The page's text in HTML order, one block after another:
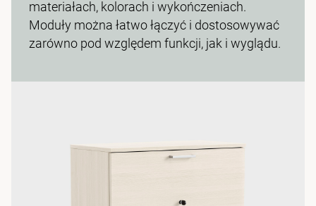
materiałach, kolorach i wykończeniach.
Moduły można łatwo łączyć i dostosowywać
zarówno pod względem funkcji, jak i wyglądu.